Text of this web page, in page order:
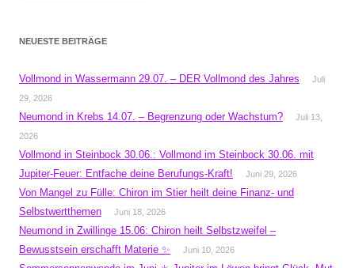
NEUESTE BEITRÄGE
Vollmond in Wassermann 29.07. – DER Vollmond des Jahres
Juli
29, 2026
Neumond in Krebs 14.07. – Begrenzung oder Wachstum?
Juli 13,
2026
Vollmond in Steinbock 30.06.: Vollmond im Steinbock 30.06. mit
Jupiter-Feuer: Entfache deine Berufungs-Kraft!
Juni 29, 2026
Von Mangel zu Fülle: Chiron im Stier heilt deine Finanz- und
Selbstwertthemen
Juni 18, 2026
Neumond in Zwillinge 15.06: Chiron heilt Selbstzweifel –
Bewusstsein erschafft Materie ✨
Juni 10, 2026